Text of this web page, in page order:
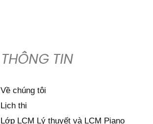
THÔNG TIN
Về chúng tôi
Lịch thi
Lớp LCM Lý thuyết và LCM Piano